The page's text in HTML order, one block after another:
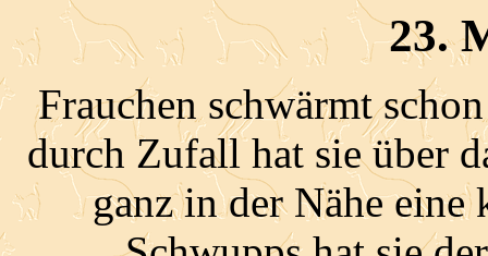
23.
Frauchen schwärmt
durch Zufall hat sie über
ganz in der Nähe